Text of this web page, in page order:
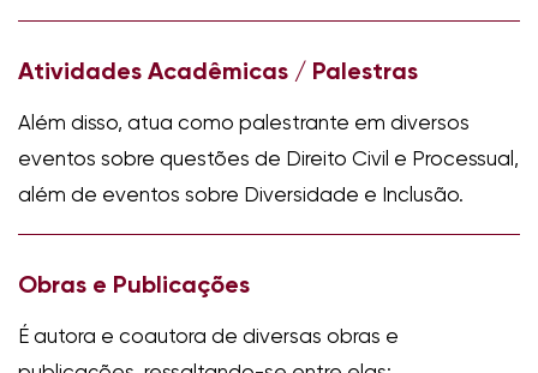
Atividades Acadêmicas / Palestras
Além disso, atua como palestrante em diversos
eventos sobre questões de Direito Civil e Processual,
além de eventos sobre Diversidade e Inclusão.
Obras e Publicações
É autora e coautora de diversas obras e